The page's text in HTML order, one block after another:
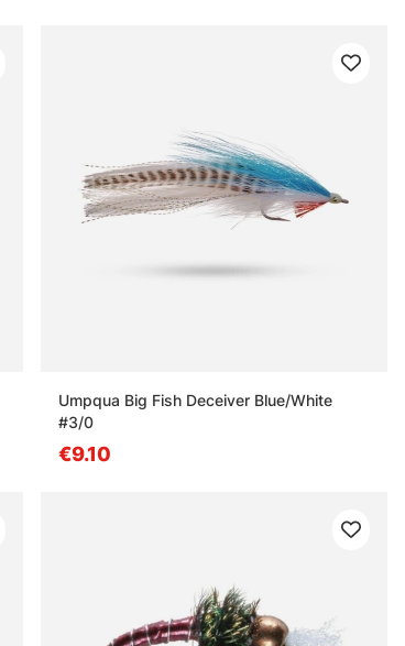
Umpqua Big Fish Deceiver Blue/White
#3/0
€9.10